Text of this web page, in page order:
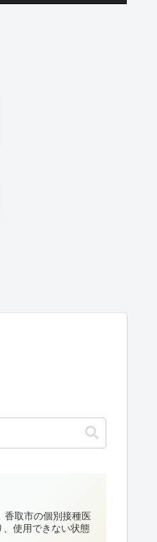
香取市の個別接種医
使用できない状態